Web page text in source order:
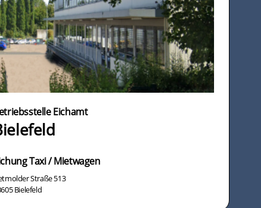
Eichamt
Taxi / Mietwagen
Straße 513
Bielefeld